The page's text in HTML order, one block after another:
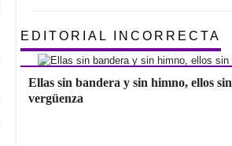
EDITORIAL INCORRECTA
Ellas sin bandera y sin himno, ellos sin
vergüenza